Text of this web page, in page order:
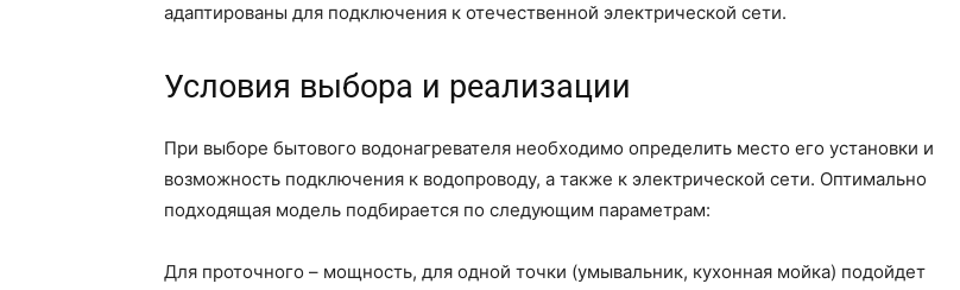
адаптированы для подключения к отечественной электрической сети.
Условия выбора и реализации
При выборе бытового водонагревателя необходимо определить место его установки и
возможность подключения к водопроводу, а также к электрической сети. Оптимально
подходящая модель подбирается по следующим параметрам:
Для проточного – мощность, для одной точки (умывальник, кухонная мойка) подойдет